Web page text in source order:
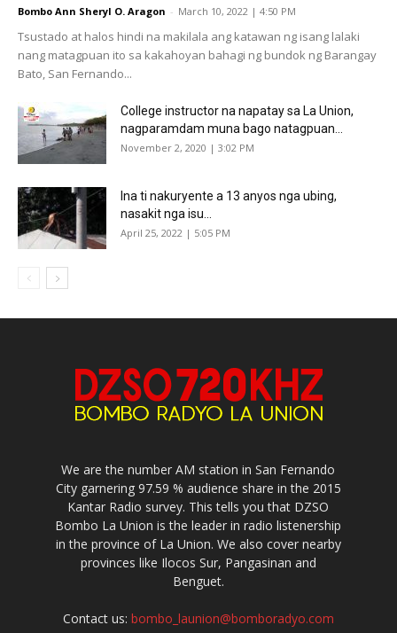
Bombo Ann Sheryl O. Aragon - March 10, 2022 | 4:50 PM
Tsustado at halos hindi na makilala ang katawan ng isang lalaki
nang matagpuan ito sa kakahoyan bahagi ng bundok ng Barangay
Bato, San Fernando...
College instructor na napatay sa La Union,
nagparamdam muna bago natagpuan...
November 2, 2020 | 3:02 PM
Ina ti nakuryente a 13 anyos nga ubing,
nasakit nga isu...
April 25, 2022 | 5:05 PM
We are the number AM station in San Fernando
City garnering 97.59 % audience share in the 2015
Kantar Radio survey. This tells you that DZSO
Bombo La Union is the leader in radio listenership
in the province of La Union. We also cover nearby
provinces like Ilocos Sur, Pangasinan and
Benguet.
Contact us: bombo_launion@bomboradyo.com